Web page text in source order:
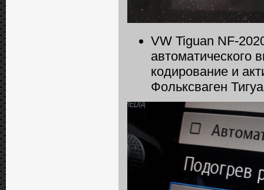
VW Tiguan NF-
автоматического
кодирование и
Фольксваген